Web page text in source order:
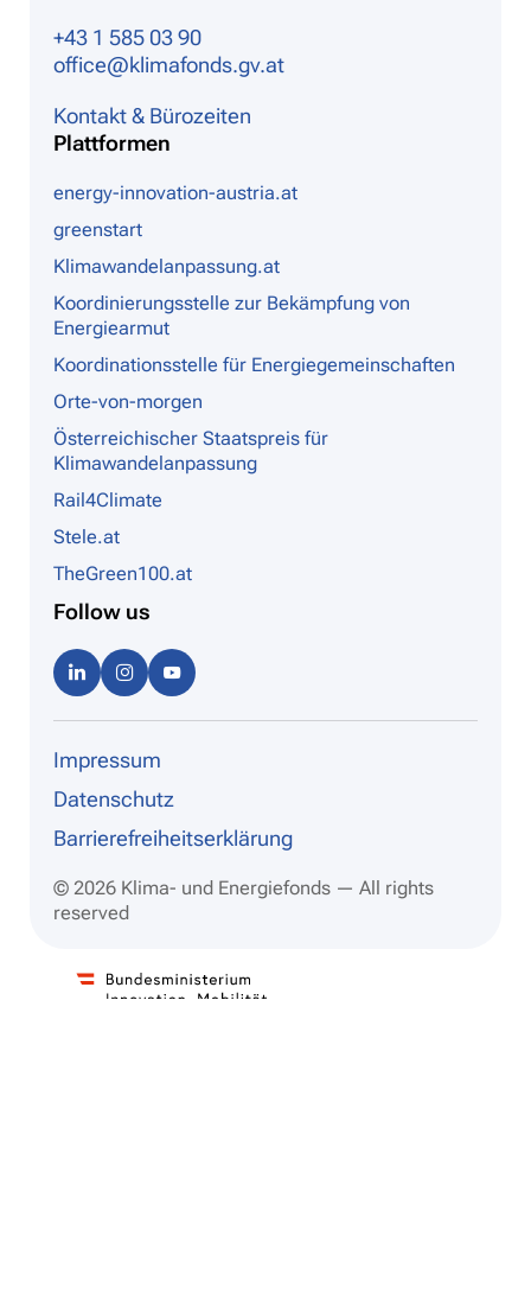
+43 1 585 03 90
office@klimafonds.gv.at
Kontakt & Bürozeiten
Plattformen
energy-innovation-austria.at
greenstart
Klimawandelanpassung.at
Koordinierungsstelle zur Bekämpfung von
Energiearmut
Koordinationsstelle für Energiegemeinschaften
Orte-von-morgen
Österreichischer Staatspreis für
Klimawandelanpassung
Rail4Climate
Stele.at
TheGreen100.at
Follow us
Linke
dIn
Instag
ram be
Impressum
Datenschutz
Barrierefreiheitserklärung
© 2026 Klima- und Energiefonds — All rights
reserved